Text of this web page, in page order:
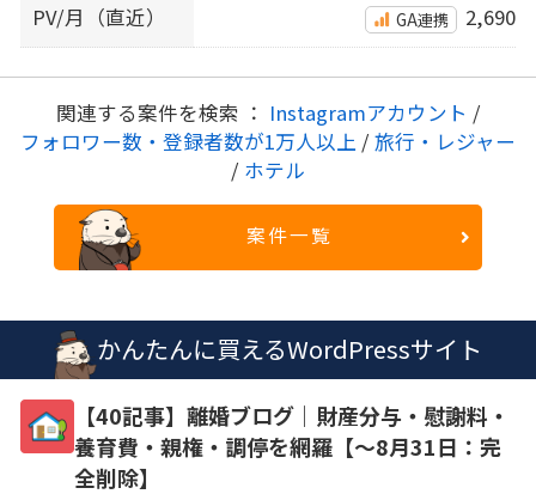
PV/月（直近）
GA連携 2,690
関連する案件を検索 ： Instagramアカウント /
フォロワー数・登録者数が1万人以上 / 旅行・レジャー
/ ホテル
案件一覧
かんたんに買えるWordPressサイト
【40記事】離婚ブログ｜財産分与・慰謝料・
養育費・親権・調停を網羅【～8月31日：完
全削除】